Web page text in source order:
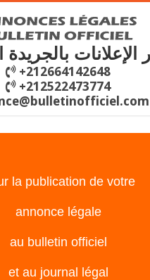
الإعلانات
+212664142648
+212522473774
la publication de votre
annonce légale
au bulletin officiel
et au journal légal